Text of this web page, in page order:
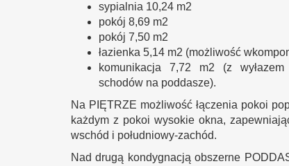
sypialnia 10,24 m2
pokój 8,69 m2
pokój 7,50 m2
łazienka 5,14 m2 (możliwość
komunikacja 7,72 m2 (z wyłazem
schodów na poddasze).
Na PIĘTRZE możliwość łączenia pokoi
każdym z pokoi wysokie okna,
wschód i południowy-zachód.
Nad drugą kondygnacją obszerne